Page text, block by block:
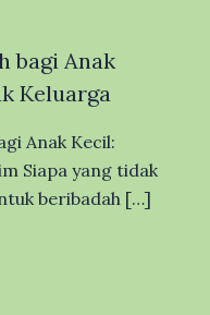
bagi Anak
Keluarga
Anak Kecil:
Siapa yang tidak
beribadah […]